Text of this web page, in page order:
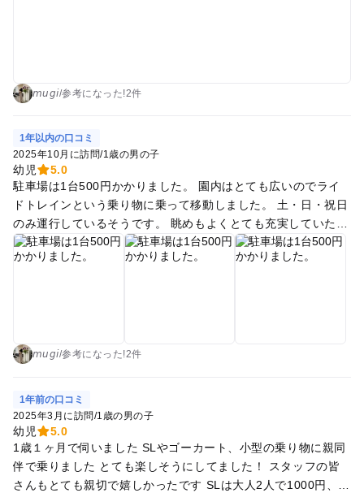
𝘮𝘶𝘨𝘪/参考に なった!2件
1年以内の口コミ
2025年10月に訪問/1歳の男の子
幼児
5.0
駐車場は1台500円かかりました。 園内はとても広いのでライ
ドトレインという乗り物に乗って移動しました。 土・日・祝日
のみ運行しているそうです。 眺めもよくとても充実していた施
設でした。
𝘮𝘶𝘨𝘪/参考に なった!2件
1年前の口コミ
2025年3月に訪問/1歳の男の子
幼児
5.0
1歳１ヶ月で伺いました SLやゴーカート、小型の乗り物に親同
伴で乗りました とても楽しそうにしてました！ スタッフの皆
さんもとても親切で嬉しかったです SLは大人2人で1000円、ゴ